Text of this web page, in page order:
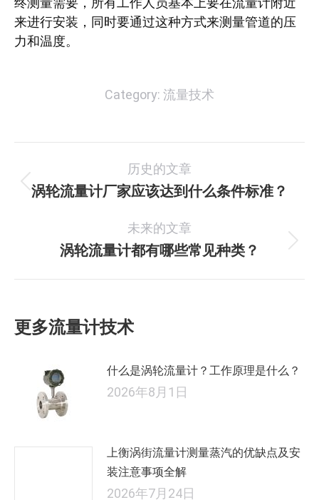
来进行安装，同时要通过这种方式来测量管道的压
力和温度。
Category: 流量技术
章
历史的文章
历
的
文
涡轮流量计厂家应该达到什么条件标准？
未来的文章
未
涡轮流量计都有哪些常见种类？
更多流量计技术
什么是涡轮流量计？工作原理是什么？
2026年8月1日
上衡涡街流量计测量蒸汽的优缺点及安
装注意事项全解
2026年7月24日